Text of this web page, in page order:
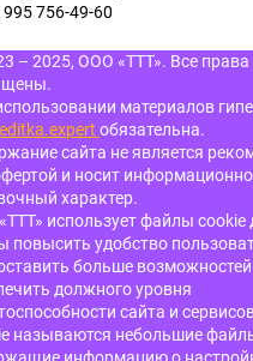
995 756-49-60
– 2025, ООО «ТТТ». Все права
материалов
обязательна.
сайта не является
и носит
характер.
использует файлы cookie
повысить удобство
больше возможностей
должного уровня
сайта и
называются небольшие